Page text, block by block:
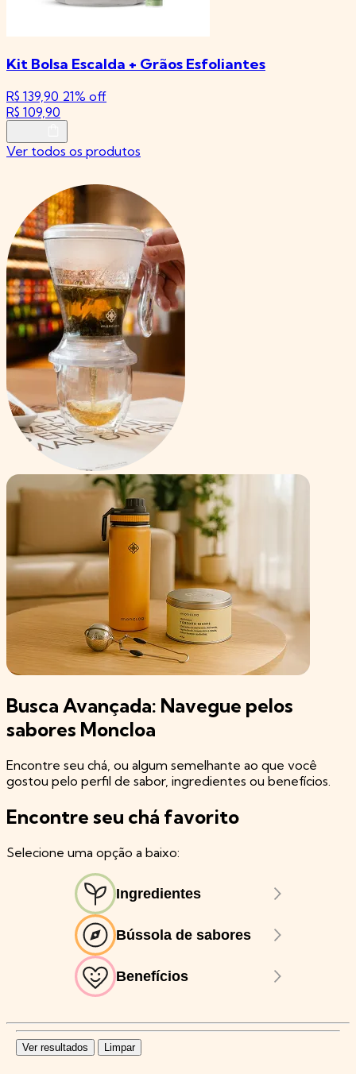
Kit Bolsa Escalda + Grãos Esfoliantes
R$ 139,90 21% off
R$ 109,90
Ver todos os produtos
Busca Avançada: Navegue pelos
sabores Moncloa
Encontre seu chá, ou algum semelhante ao que você
gostou pelo perfil de sabor, ingredientes ou benefícios.
Encontre seu chá favorito
Selecione uma opção a baixo:
Ingredientes
Bússola de sabores
Benefícios
Ver resultados Limpar